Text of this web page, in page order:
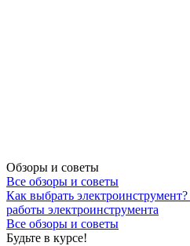
Обзоры и советы
Все обзоры и советы
Как выбрать электроинструмент?
работы электроинструмента
Все обзоры и советы
Будьте в курсе!